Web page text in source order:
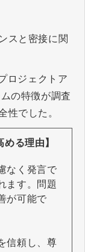
スと密接に関
ロジェクトア
の特徴が調査
性でした。
る理由】
なく発言で
ます。問題
が可能で
信頼し、尊